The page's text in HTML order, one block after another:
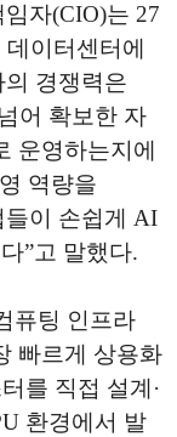
자(CIO)는 27
이터센터에
경쟁력은
어 확보한 자
운영하는지에
역량을
들이 손쉽게 AI
”고 말했다.
퓨팅 인프라
빠르게 상용화
를 직접 설계·
환경에서 발